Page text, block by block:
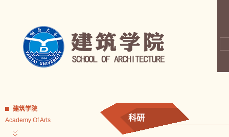
建筑学院
Academy Of Arts
科研